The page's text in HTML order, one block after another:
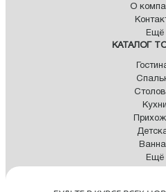
О
Ещё
КАТАЛОГ
Кухни
Ещё